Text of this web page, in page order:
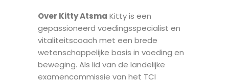
Over Kitty Atsma Kitty is een
gepassioneerd voedingsspecialist en
vitaliteitscoach met een brede
wetenschappelijke basis in voeding en
beweging. Als lid van de landelijke
examencommissie van het TCI